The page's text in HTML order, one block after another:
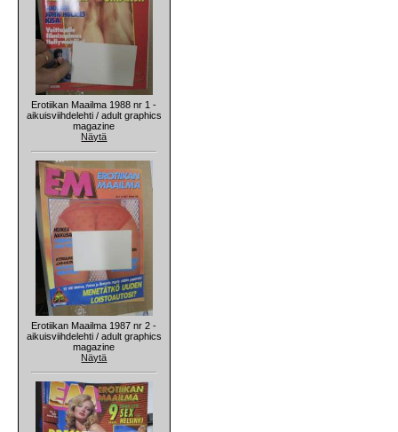
Erotiikan Maailma 1988 nr 1 -
aikuisviihdelehti / adult graphics
magazine
Näytä
Erotiikan Maailma 1987 nr 2 -
aikuisviihdelehti / adult graphics
magazine
Näytä